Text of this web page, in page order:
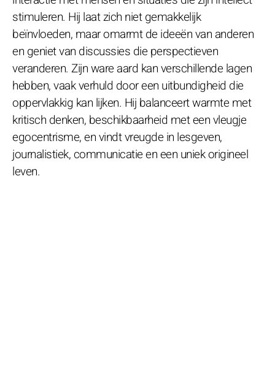
stimuleren. Hij laat zich niet gemakkelijk
beïnvloeden, maar omarmt de ideeën van anderen
en geniet van discussies die perspectieven
veranderen. Zijn ware aard kan verschillende lagen
hebben, vaak verhuld door een uitbundigheid die
oppervlakkig kan lijken. Hij balanceert warmte met
kritisch denken, beschikbaarheid met een vleugje
egocentrisme, en vindt vreugde in lesgeven,
journalistiek, communicatie en een uniek origineel
leven.